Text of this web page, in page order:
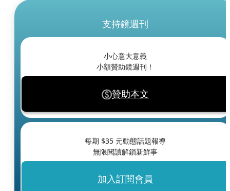
支持鏡週刊
小心意大意義
小額贊助鏡週刊！
贊助本文
每期 $35 元動態話題報導
無限閱讀解鎖新鮮事
加入訂閱會員